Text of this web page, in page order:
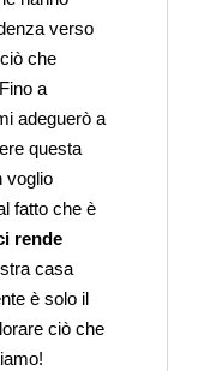
verso
che
a
adeguerò a
questa
voglio
fatto che è
rende
casa
è solo il
ciò che